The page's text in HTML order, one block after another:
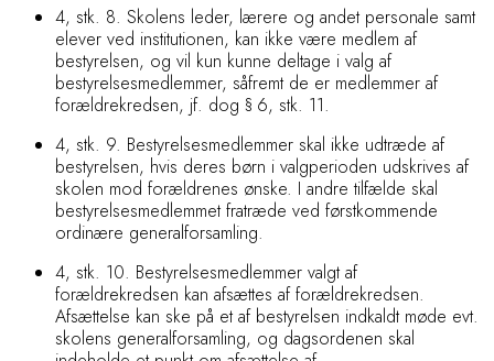
4, stk. 8. Skolens leder, lærere og andet personale samt
elever ved institutionen, kan ikke være medlem af
bestyrelsen, og vil kun kunne deltage i valg af
bestyrelsesmedlemmer, såfremt de er medlemmer af
forældrekredsen, jf. dog § 6, stk. 11.
4, stk. 9. Bestyrelsesmedlemmer skal ikke udtræde af
bestyrelsen, hvis deres børn i valgperioden udskrives af
skolen mod forældrenes ønske. I andre tilfælde skal
bestyrelsesmedlemmet fratræde ved førstkommende
ordinære generalforsamling.
4, stk. 10. Bestyrelsesmedlemmer valgt af
forældrekredsen kan afsættes af forældrekredsen.
Afsættelse kan ske på et af bestyrelsen indkaldt møde evt.
skolens generalforsamling, og dagsordenen skal